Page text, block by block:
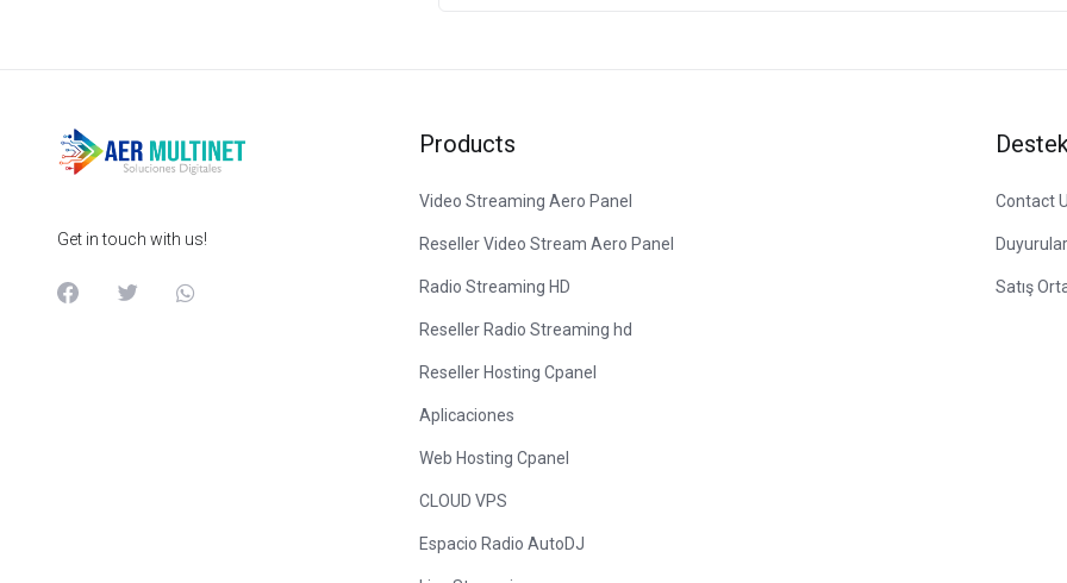
Get in touch with us!
Products
Video Streaming Aero Panel
Reseller Video Stream Aero Panel
Radio Streaming HD
Reseller Radio Streaming hd
Reseller Hosting Cpanel
Aplicaciones
Web Hosting Cpanel
CLOUD VPS
Espacio Radio AutoDJ
Contact
Duyurular
Satış